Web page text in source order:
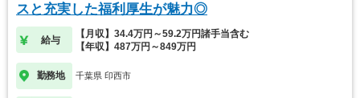
スと充実した福利厚生が魅力◎
給与
【月収】34.4万円～59.2万円諸手当含む
【年収】487万円～849万円
勤務地 千葉県 印西市